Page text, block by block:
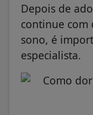
Depois de
continue com
sono, é
especialista.